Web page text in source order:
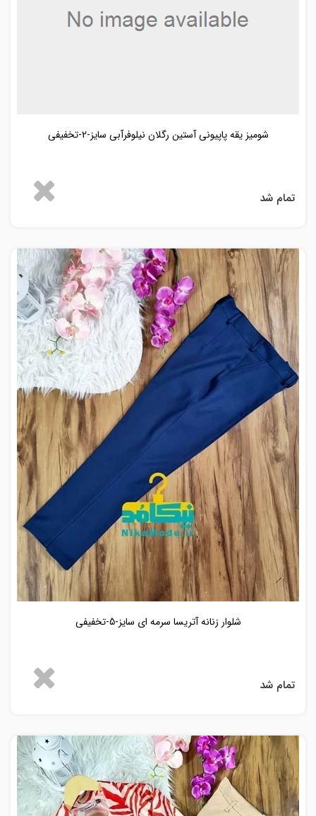
شومیز یقه پاپیونی آستین رگلان نیلوفرآبی سایز-2-تخفیفی
تمام شد
شلوار زنانه آتریسا سرمه ای سایز-5-تخفیفی
تمام شد